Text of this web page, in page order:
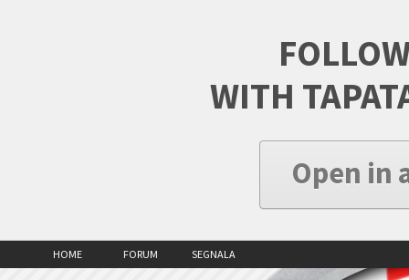
WITH
Open in
HOME FORUM SEGNALA